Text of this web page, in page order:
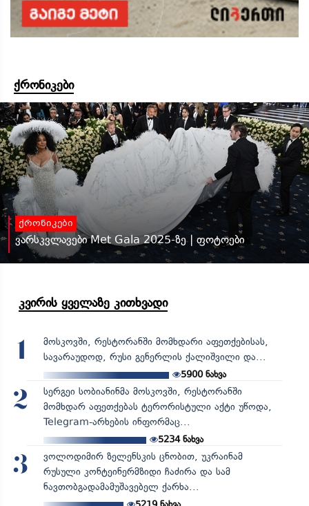
ქრონიკები
ქრონიკები
ვარსკვლავები Met Gala 2025-ზე | ფოტოები
კვირის ყველაზე კითხვადი
1
მოსკოვში, რესტორანში მომხდარი აფეთქებისას,
სავარაუდოდ, რუსი გენერლის ქალიშვილი და...
5900ნახვა
2
სერგეი სობიანინმა მოსკოვში, რესტორანში
მომხდარ აფეთქებას ტერორისტული აქტი უწოდა,
Telegram-არხების ინფორმაც...
5234ნახვა
3
ვოლოდიმირ ზელენსკის ცნობით, უკრაინამ
რუსული კონტეინერმზიდი ჩაძირა და სამ
ნავთობგადამამუშავებელ ქარხა...